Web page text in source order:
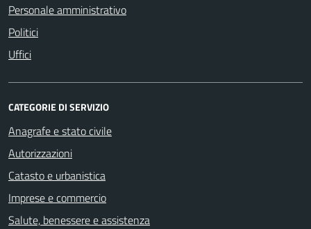
Personale amministrativo
Politici
Uffici
CATEGORIE DI SERVIZIO
Anagrafe e stato civile
Autorizzazioni
Catasto e urbanistica
Imprese e commercio
Salute, benessere e assistenza